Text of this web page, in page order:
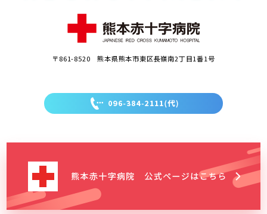
〒861-8520 熊本県熊本市東区長嶺南2丁目1番1号